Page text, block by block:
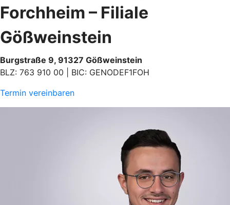
Forchheim – Filiale
Gößweinstein
Burgstraße 9, 91327 Gößweinstein
BLZ: 763 910 00 | BIC: GENODEF1FOH
Termin vereinbaren